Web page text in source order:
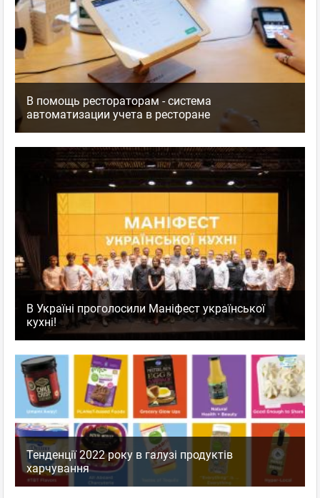
В помощь рестораторам - система
автоматизации учета в ресторане
В Україні проголосили Маніфест української
кухні!
Тенденції 2022 року в галузі продуктів
харчування